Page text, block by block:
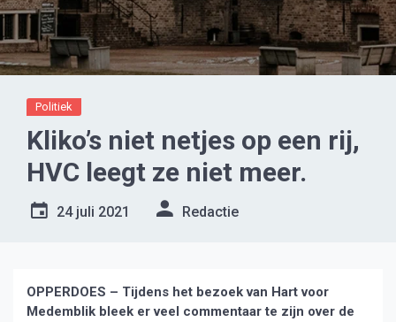
Politiek
Kliko’s niet netjes op een rij,
HVC leegt ze niet meer.
24 juli 2021 Redactie
OPPERDOES – Tijdens het bezoek van Hart voor
Medemblik bleek er veel commentaar te zijn over de